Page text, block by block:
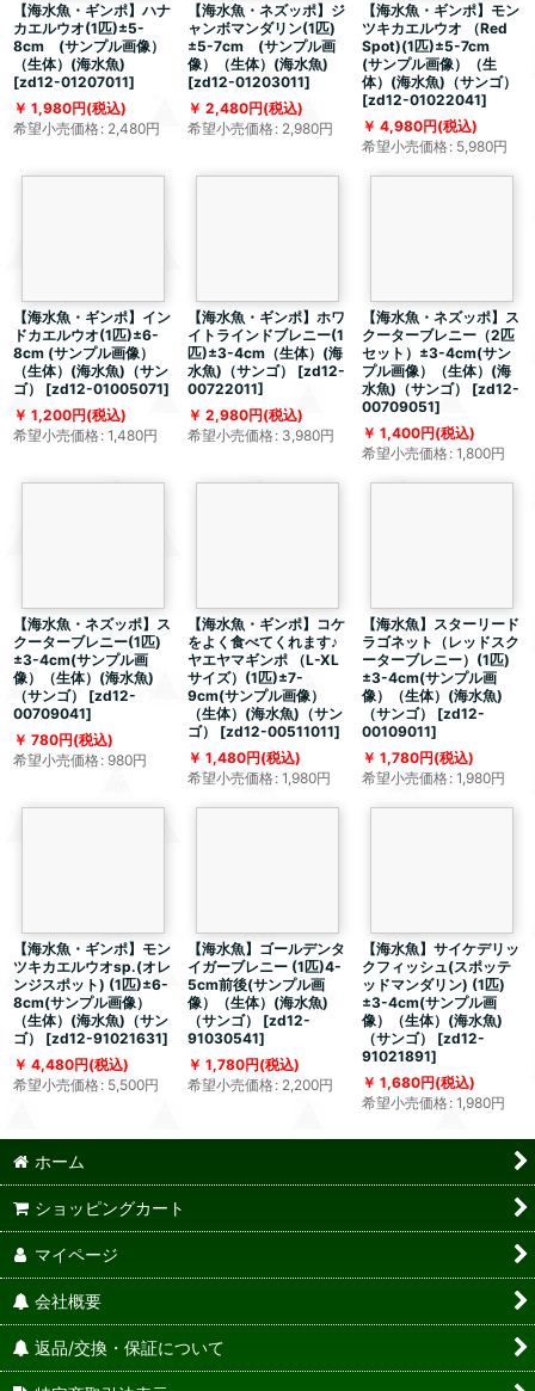
【海水魚・ギンポ】ハナ
カエルウオ(1匹)±5-
8cm (サンプル画像）
（生体）(海水魚)
[zd12-01207011]
1,980円(税込)
希望小売価格: 2,480円
【海水魚・ネズッポ】ジ
ャンボマンダリン(1匹)
±5-7cm (サンプル画
像）（生体）(海水魚)
[zd12-01203011]
2,480円(税込)
希望小売価格: 2,980円
【海水魚・ギンポ】モン
ツキカエルウオ （Red
Spot)(1匹)±5-7cm
(サンプル画像）（生
体）(海水魚)（サンゴ）
[zd12-01022041]
4,980円(税込)
希望小売価格: 5,980円
【海水魚・ギンポ】イン
ドカエルウオ(1匹)±6-
8cm (サンプル画像）
（生体）(海水魚)（サン
ゴ）
[zd12-01005071]
1,200円(税込)
希望小売価格: 1,480円
【海水魚・ギンポ】ホワ
イトラインドブレニー(1
匹)±3-4cm（生体）(海
水魚)（サンゴ）
[zd12-
00722011]
2,980円(税込)
希望小売価格: 3,980円
【海水魚・ネズッポ】ス
クーターブレニー（2匹
セット）±3-4cm(サン
プル画像）（生体）(海
水魚)（サンゴ）
[zd12-
00709051]
1,400円(税込)
希望小売価格: 1,800円
【海水魚・ネズッポ】ス
クーターブレニー(1匹)
±3-4cm(サンプル画
像）（生体）(海水魚)
（サンゴ）
[zd12-
00709041]
780円(税込)
希望小売価格: 980円
【海水魚・ギンポ】コケ
をよく食べてくれます♪
ヤエヤマギンポ （L-XL
サイズ）(1匹)±7-
9cm(サンプル画像）
（生体）(海水魚)（サン
ゴ）
[zd12-00511011]
1,480円(税込)
希望小売価格: 1,980円
【海水魚】スターリード
ラゴネット（レッドスク
ーターブレニー）(1匹)
±3-4cm(サンプル画
像）（生体）(海水魚)
（サンゴ）
[zd12-
00109011]
1,780円(税込)
希望小売価格: 1,980円
【海水魚・ギンポ】モン
ツキカエルウオsp.(オレ
ンジスポット) (1匹)±6-
8cm(サンプル画像）
（生体）(海水魚)（サン
ゴ）
[zd12-91021631]
4,480円(税込)
希望小売価格: 5,500円
【海水魚】ゴールデンタ
イガーブレニー (1匹)4-
5cm前後(サンプル画
像）（生体）(海水魚)
（サンゴ）
[zd12-
91030541]
1,780円(税込)
希望小売価格: 2,200円
【海水魚】サイケデリッ
クフィッシュ(スポッテ
ッドマンダリン) (1匹)
±3-4cm(サンプル画
像）（生体）(海水魚)
（サンゴ）
[zd12-
91021891]
1,680円(税込)
希望小売価格: 1,980円
ホーム
ショッピングカート
マイページ
会社概要
返品/交換・保証について